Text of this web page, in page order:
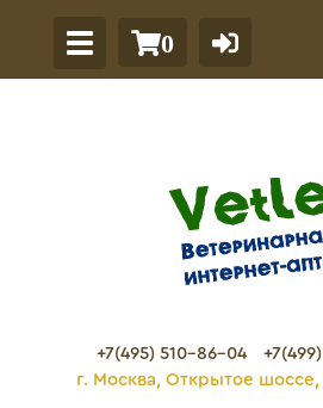
0
+7(495) 510-86-04
г. Москва, Открытое